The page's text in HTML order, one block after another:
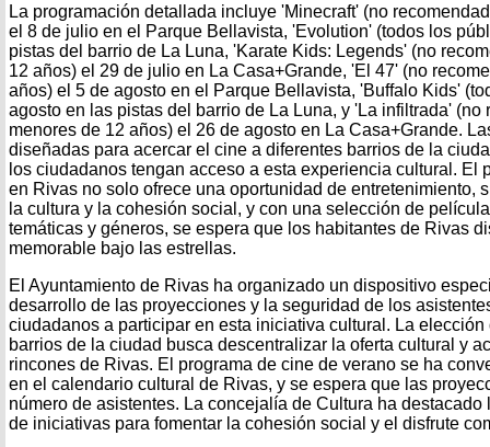
La programación detallada incluye 'Minecraft' (no
el 8 de julio en el Parque Bellavista, 'Evolution' (todos los
pistas del barrio de La Luna, 'Karate Kids: Legends' (no
12 años) el 29 de julio en La Casa+Grande, 'El 47' (no
años) el 5 de agosto en el Parque Bellavista, 'Buffalo Kids'
agosto en las pistas del barrio de La Luna, y 'La infiltrada' (no
menores de 12 años) el 26 de agosto en La Casa+Grande.
diseñadas para acercar el cine a diferentes barrios de la
los ciudadanos tengan acceso a esta experiencia cultural. El
en Rivas no solo ofrece una oportunidad de entretenimiento,
la cultura y la cohesión social, y con una selección de
temáticas y géneros, se espera que los habitantes de Rivas
memorable bajo las estrellas.
El Ayuntamiento de Rivas ha organizado un dispositivo
desarrollo de las proyecciones y la seguridad de los
ciudadanos a participar en esta iniciativa cultural. La
barrios de la ciudad busca descentralizar la oferta cultural y
rincones de Rivas. El programa de cine de verano se ha
en el calendario cultural de Rivas, y se espera que las
número de asistentes. La concejalía de Cultura ha destacado
de iniciativas para fomentar la cohesión social y el disfrute